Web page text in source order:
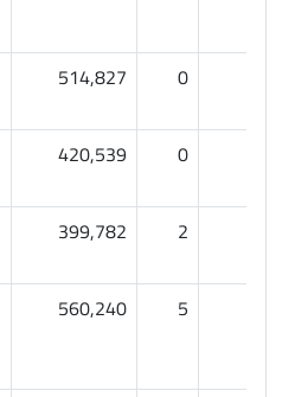
514,827 0
420,539 0
399,782 2
560,240 5